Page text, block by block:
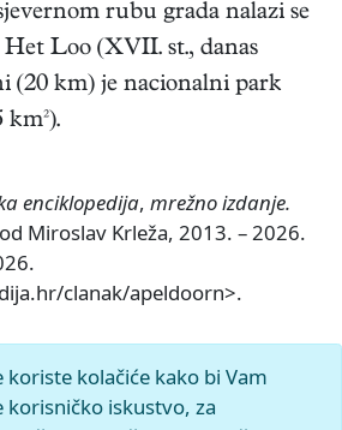
rubu grada nalazi se
Het Loo (XVII. st., danas
(20 km) je nacionalni park
enciklopedija, mrežno izdanje.
Miroslav Krleža, 2013. – 2026.
clanak/apeldoorn>.
koriste kolačiće kako bi Vam
iskustvo, za